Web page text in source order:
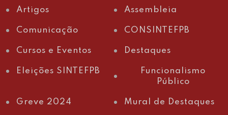
Artigos Assembleia
Comunicação CONSINTEFPB
Cursos e Eventos Destaques
Eleições SINTEFPB
Funcionalismo
Público
Greve 2024 Mural de Destaques